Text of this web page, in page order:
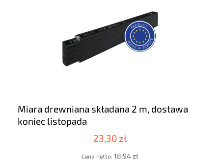
Miara drewniana składana 2 m, dostawa
koniec listopada
23,30 zł
Cena netto: 18,94 zł